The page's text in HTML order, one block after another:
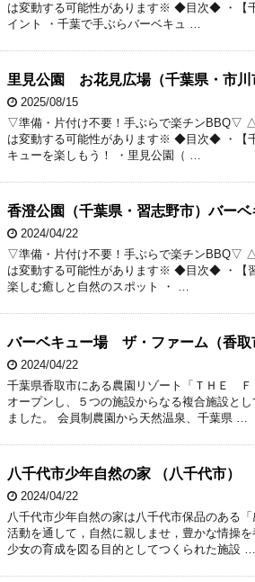
は変動する可能性があります※ ◆目次◆ ・【
イント ・千葉で手ぶらバーベキュ …
里見公園 お花見広場（千葉県・市川
2025/08/15
▽準備・片付け不要！手ぶらで楽チンBBQ▽
は変動する可能性があります※ ◆目次◆ ・【
キューを楽しもう！ ・里見公園（ …
香澄公園（千葉県・習志野市）バーベ
2024/04/22
▽準備・片付け不要！手ぶらで楽チンBBQ▽
は変動する可能性があります※ ◆目次◆ ・【
楽しむ癒しと自然のスポット ・ …
バーベキュー場 ザ・ファーム（香取
2024/04/22
千葉県香取市にある農園リゾート「ＴＨＥ
オープンし、５つの施設からなる複合施設と
ました。 会員制農園から天然温泉、千葉県 …
八千代市少年自然の家 （八千代市）
2024/04/22
八千代市少年自然の家は八千代市保品のある
活動を通して，自然に親しませ，豊かな情操
少女の育成を図る目的としてつくられた施設 …